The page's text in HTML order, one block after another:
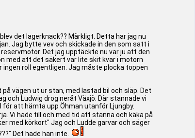
det lagerknack?? Märkligt. Detta har jag nu
Jag bytte vev och skickade in den som satt i
Det jag upptäckte nu var ju att den
med att det säkert var lite skit kvar i motorn
roll egentligen. Jag måste plocka toppen
vägen ut ur stan, med lastad bil och släp. Det
och Ludwig drog neråt Växjö. Där stannade vi
för att hämta upp Öhman utanför Ljungby.
Vi hade till och med tid att stanna och käka på
med körkort" Jag och Ludde garvar och säger
Det hade han inte.